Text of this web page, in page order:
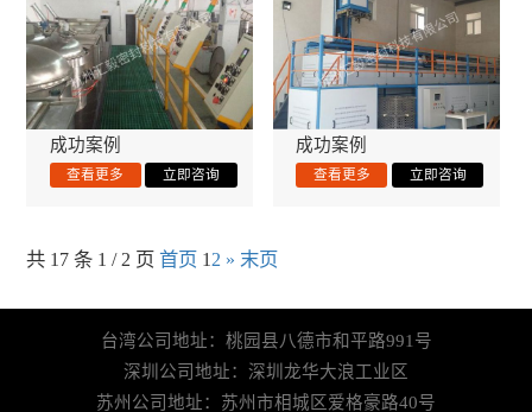
成功案例 成功案例
共 17 条 1 / 2 页 首页 12 » 末页
台湾公司地址：桃园县八德市和平路991号
深圳公司地址：深圳龙华大浪工业区
苏州公司地址：苏州市相城区爱格豪路40号